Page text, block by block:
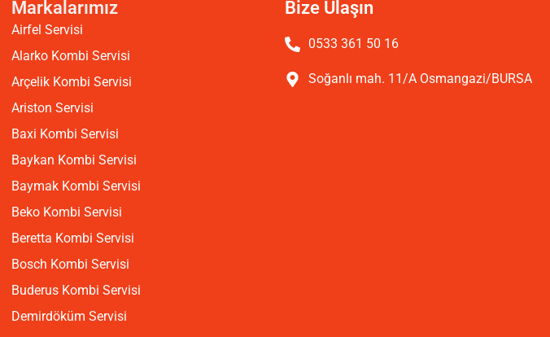
Markalarımız
Airfel Servisi
Alarko Kombi Servisi
Arçelik Kombi Servisi
Ariston Servisi
Baxi Kombi Servisi
Baykan Kombi Servisi
Baymak Kombi Servisi
Beko Kombi Servisi
Beretta Kombi Servisi
Bosch Kombi Servisi
Buderus Kombi Servisi
Demirdöküm Servisi
Bize Ulaşın
0533 361 50 16
Soğanlı mah. 11/A Osmangazi/BURSA